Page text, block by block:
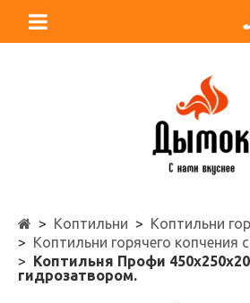
Коптильни
Коптильни
Коптильни горячего копчения
Коптильня Профи
гидрозатвором.